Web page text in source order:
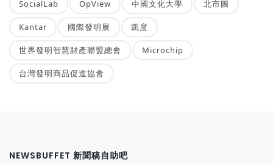
SocialLab OpView 中國文化大學 北市圖
Kantar 國際發明展 凱度
世界發明智慧財產聯盟總會 Microchip
台灣發明商品促進協會
NEWSBUFFET 新聞稿自助吧